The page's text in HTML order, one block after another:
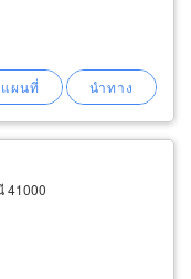
41000